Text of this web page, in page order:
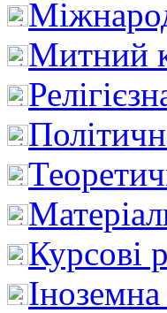
Митний
Курсові